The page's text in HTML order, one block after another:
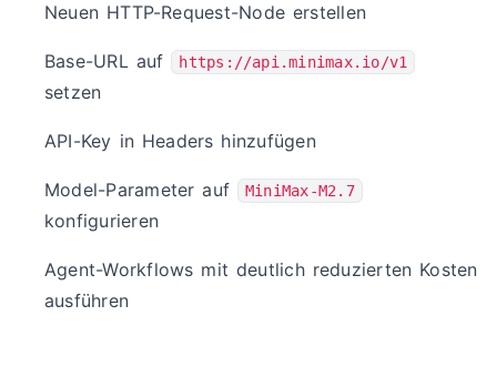
Neuen HTTP-Request-Node erstellen
Base-URL auf https://api.minimax.io/v1
setzen
API-Key in Headers hinzufügen
Model-Parameter auf MiniMax-M2.7
konfigurieren
Agent-Workflows mit deutlich reduzierten Kosten
ausführen